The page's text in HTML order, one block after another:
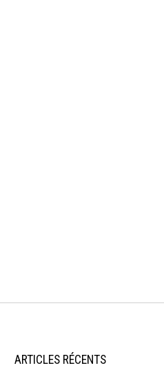
ARTICLES RÉCENTS